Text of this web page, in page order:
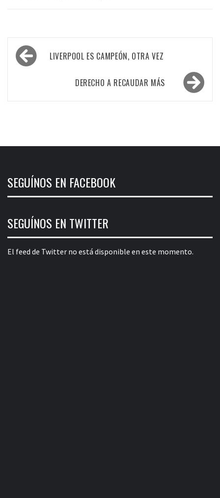
Navegación
de LIVERPOOL ES CAMPEÓN, OTRA VEZ
DERECHO A RECAUDAR MÁS
SEGUÍNOS EN FACEBOOK
SEGUÍNOS EN TWITTER
El feed de Twitter no está disponible en este momento.